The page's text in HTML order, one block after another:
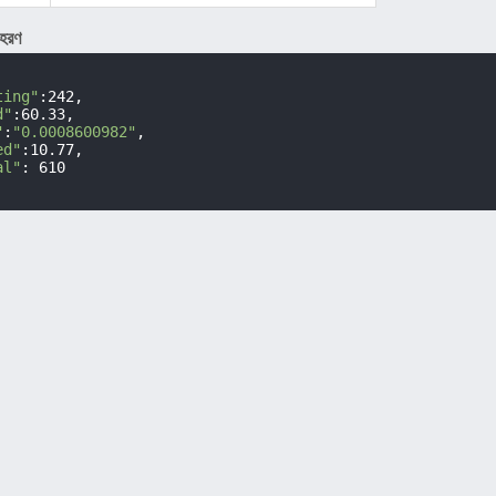
:242,
:60.33,
: "0.0008600982" ,
:10.77,
: 610